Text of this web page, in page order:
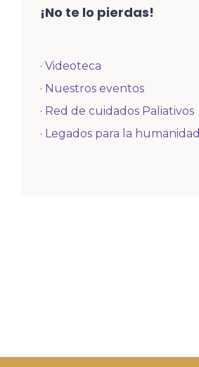
¡No te lo pierdas!
·Videoteca
· Nuestros eventos
· Red de cuidados Paliativos
· Legados para la humanidad